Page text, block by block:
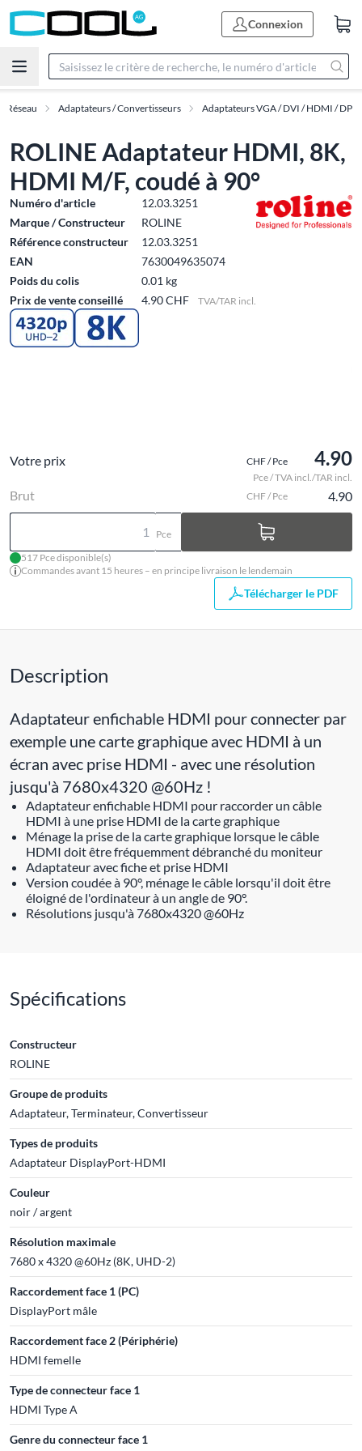
Connexion
Réseau Adaptateurs / Convertisseurs Adaptateurs VGA / DVI / HDMI / DP
ROLINE Adaptateur HDMI, 8K,
HDMI M/F, coudé à 90°
Numéro d'article
12.03.3251
Marque / Constructeur
ROLINE
Référence constructeur
12.03.3251
EAN
7630049635074
Poids du colis
0.01 kg
Prix de vente conseillé
4.90 CHF TVA/TAR incl.
Votre prix CHF / Pce 4.90
Pce / TVA incl./TAR incl.
Brut CHF / Pce 4.90
Pce
517 Pce disponible(s)
Commandes avant 15 heures – en principe livraison le lendemain
Télécharger le PDF
Description
Adaptateur enfichable HDMI pour connecter par
exemple une carte graphique avec HDMI à un
écran avec prise HDMI - avec une résolution
jusqu'à 7680x4320 @60Hz !
Adaptateur enfichable HDMI pour raccorder un câble
HDMI à une prise HDMI de la carte graphique
Ménage la prise de la carte graphique lorsque le câble
HDMI doit être fréquemment débranché du moniteur
Adaptateur avec fiche et prise HDMI
Version coudée à 90°, ménage le câble lorsqu'il doit être
éloigné de l'ordinateur à un angle de 90°.
Résolutions jusqu'à 7680x4320 @60Hz
Spécifications
Constructeur
ROLINE
Groupe de produits
Adaptateur, Terminateur, Convertisseur
Types de produits
Adaptateur DisplayPort-HDMI
Couleur
noir / argent
Résolution maximale
7680 x 4320 @60Hz (8K, UHD-2)
Raccordement face 1 (PC)
DisplayPort mâle
Raccordement face 2 (Périphérie)
HDMI femelle
Type de connecteur face 1
HDMI Type A
Genre du connecteur face 1